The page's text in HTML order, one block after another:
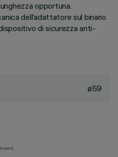
opportuna.
dell’adattatore sul binario
di sicurezza anti-
ø59